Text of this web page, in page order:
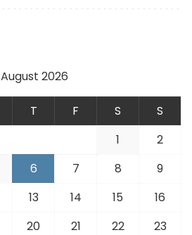
August 2026
T F S
S
1
2
6 7 8
9
13 14 15
16
20 21 22
23